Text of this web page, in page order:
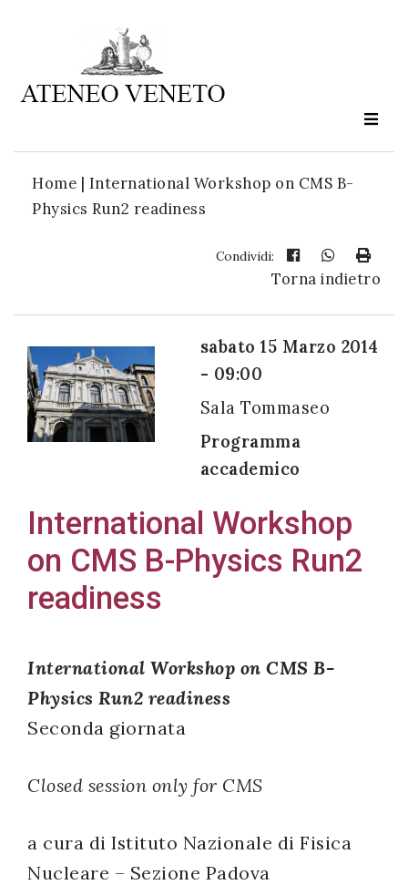
Home | International Workshop on CMS B-
Physics Run2 readiness
Condividi:
Torna indietro
sabato 15 Marzo 2014
- 09:00
Sala Tommaseo
Programma
accademico
International Workshop
on CMS B-Physics Run2
readiness
International Workshop on CMS B-
Physics Run2 readiness
Seconda giornata
Closed session only for CMS
a cura di Istituto Nazionale di Fisica
Nucleare – Sezione Padova
Ateneo
è
cultura
Acconsento
all'uso dei
miei dati
personali in
accordo
decreto
legislativo
196/03
Registrazione
successo!